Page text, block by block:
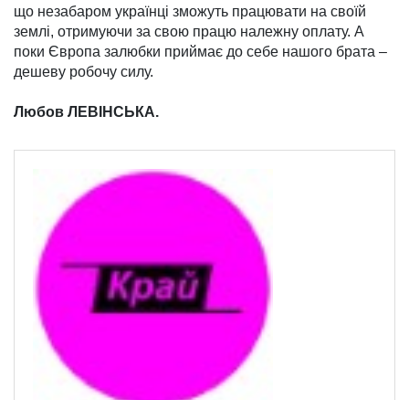
що не­забаром українці зможуть пра­цю­вати на своїй
землі, отри­муючи за свою працю належну оплату. А
поки Євро­па залюбки приймає до себе нашого брата –
дешеву робочу силу.
Любов ЛЕВІНСЬКА.